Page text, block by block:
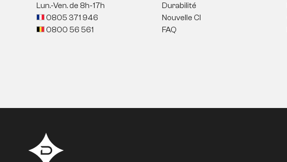
Lun.-Ven. de 8h-17h
0805 371 946
0800 56 561
Durabilité
Nouvelle CI
FAQ